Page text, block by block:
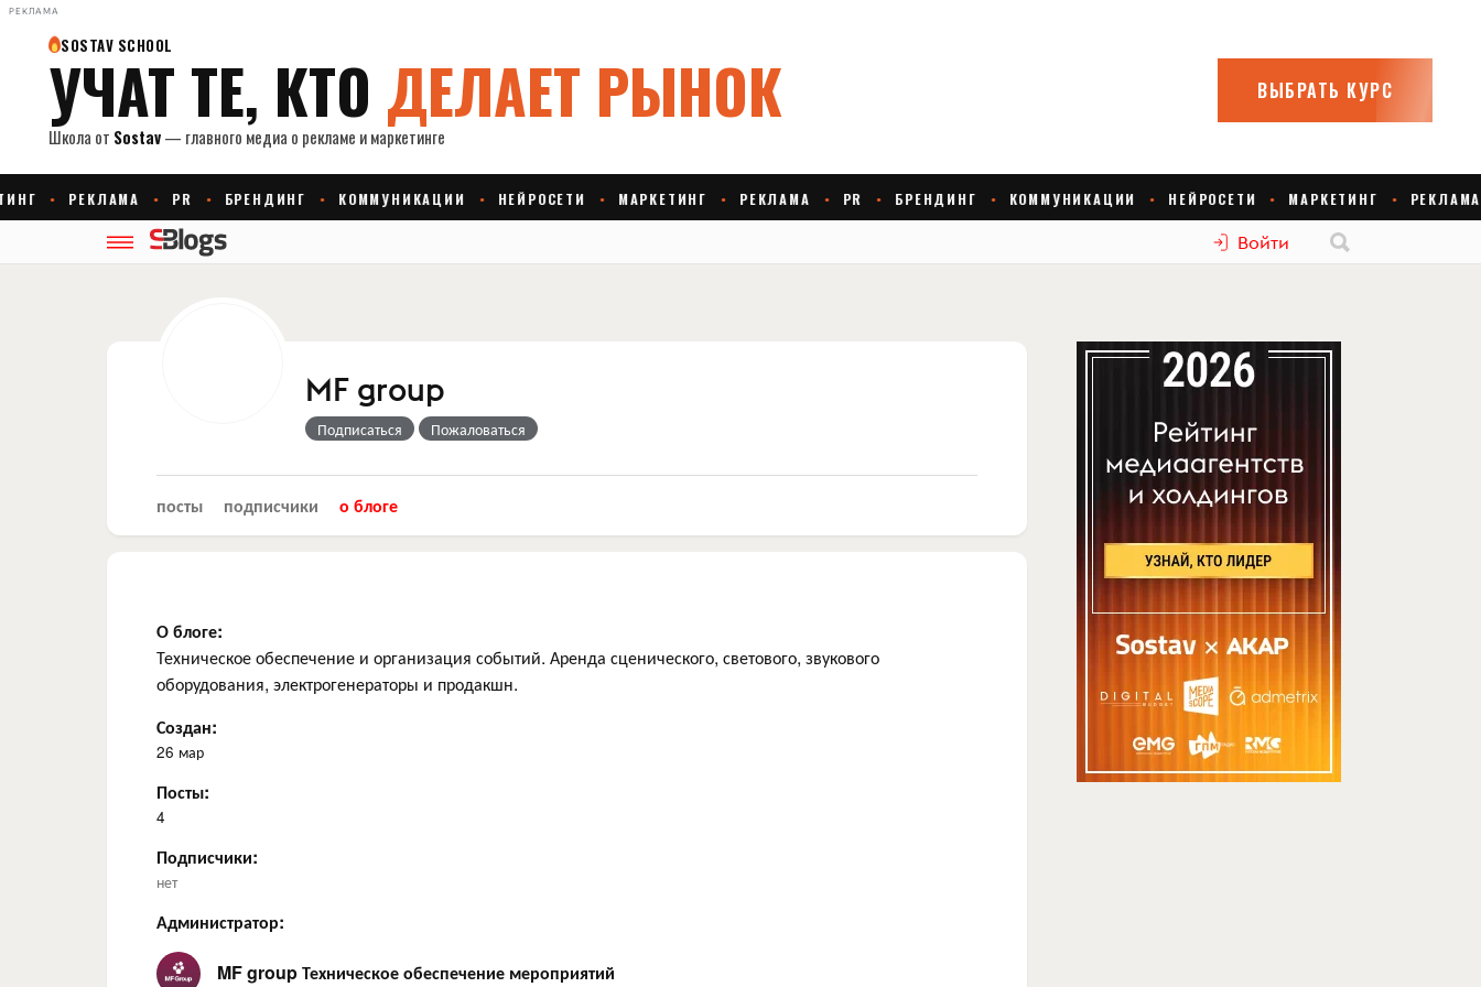
РЕКЛАМА
Войти
MF group
Подписаться Пожаловаться
посты подписчики о блоге
О блоге:
Техническое обеспечение и организация событий. Аренда сценического, светового, звукового
оборудования, электрогенераторы и продакшн.
Создан:
26 мар
Посты:
4
Подписчики:
нет
Администратор:
MF group Техническое обеспечение мероприятий